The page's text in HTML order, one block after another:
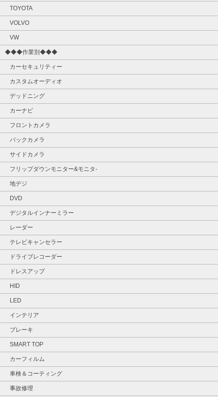
TOYOTA
VOLVO
VW
◆◆◆作業別◆◆◆
カーセキュリティー
カスタムオーディオ
デッドニング
カーナビ
フロントカメラ
バックカメラ
サイドカメラ
フリップダウンモニター&モニタ‐
地デジ
DVD
デジタルインナーミラー
レーダー
テレビキャンセラー
ドライブレコーダー
ドレスアップ
HID
LED
インテリア
ブレーキ
SMART TOP
カーフィルム
車検＆コーティング
事故修理